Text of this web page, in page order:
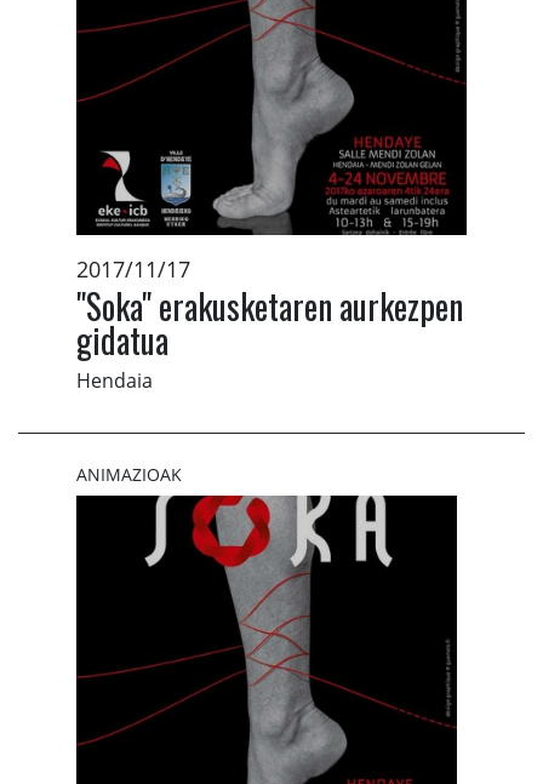
2017/11/17
"Soka" erakusketaren aurkezpen
gidatua
Hendaia
ANIMAZIOAK